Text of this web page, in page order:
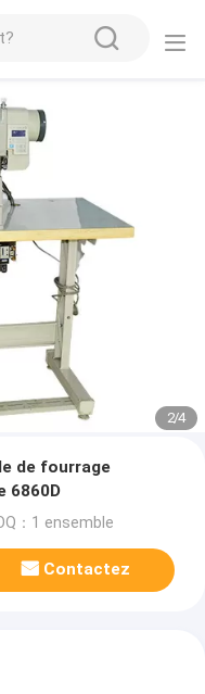
2/4
de fourrage
6860D
：1 ensemble
Contactez